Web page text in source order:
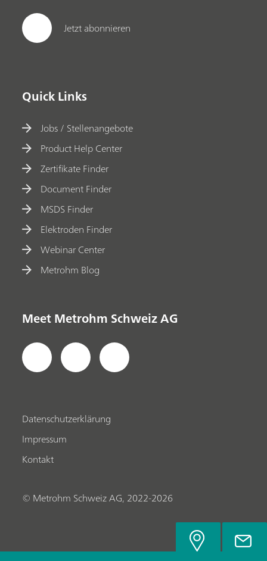
Jetzt abonnieren
Quick Links
Jobs / Stellenangebote
Product Help Center
Zertifikate Finder
Document Finder
MSDS Finder
Elektroden Finder
Webinar Center
Metrohm Blog
Meet Metrohm Schweiz AG
Datenschutzerklärung
Impressum
Kontakt
© Metrohm Schweiz AG, 2022-2026